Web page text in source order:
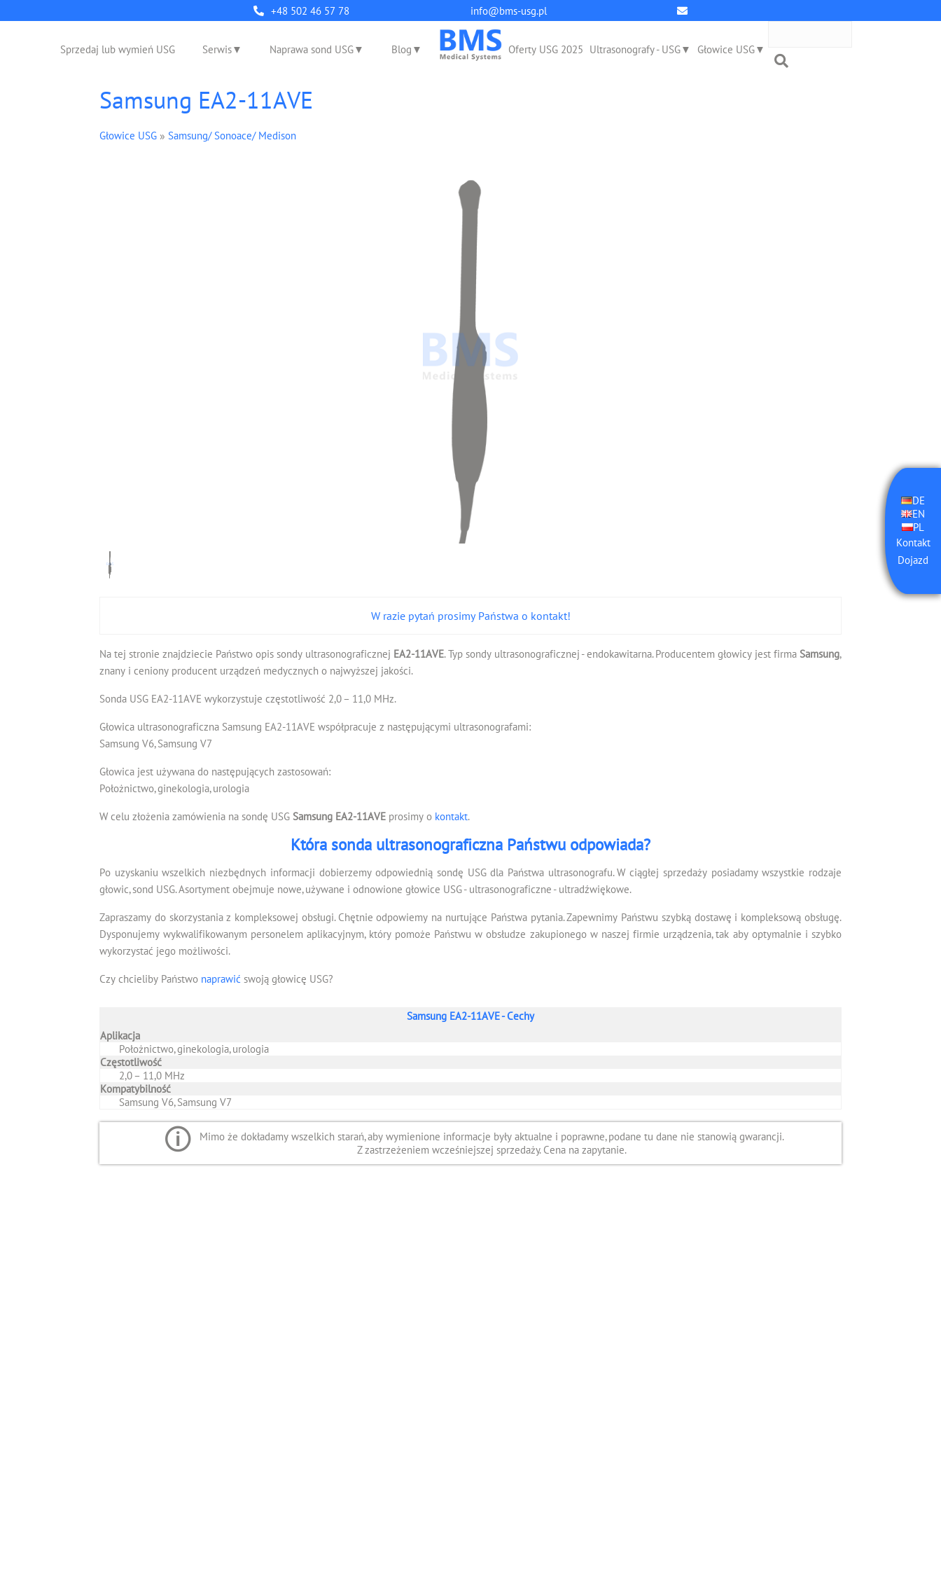
q
+48 502 46 57 78 info@bms-usg.pl
DE
EN
PL
Kontakt
Dojazd
Sprzedaj lub wymień USG Serwis Naprawa sond USG Blog Oferty USG 2025 Ultrasonografy - USG Głowice USG
Samsung EA2-11AVE
Głowice USG » Samsung/ Sonoace/ Medison
W razie pytań prosimy Państwa o kontakt!
Na tej stronie znajdziecie Państwo opis sondy ultrasonograficznej EA2-11AVE. Typ sondy ultrasonograficznej - endokawitarna. Producentem głowicy jest firmaSamsung,
znany i ceniony producent urządzeń medycznych o najwyższej jakości.
Sonda USG EA2-11AVE wykorzystuje częstotliwość 2,0 – 11,0 MHz.
Głowica ultrasonograficzna Samsung EA2-11AVE współpracuje z następującymi ultrasonografami:
Samsung V6, Samsung V7
Głowica jest używana do następujących zastosowań:
Położnictwo, ginekologia, urologia
W celu złożenia zamówienia na sondę USG Samsung EA2-11AVE prosimy o kontakt.
Która sonda ultrasonograficzna Państwu odpowiada?
Po uzyskaniu wszelkich niezbędnych informacji dobierzemy odpowiednią sondę USG dla Państwa ultrasonografu. W ciągłej sprzedaży posiadamy wszystkie rodzaje
głowic, sond USG. Asortyment obejmuje nowe, używane i odnowione głowice USG - ultrasonograficzne - ultradźwiękowe.
Zapraszamy do skorzystania z kompleksowej obsługi. Chętnie odpowiemy na nurtujące Państwa pytania. Zapewnimy Państwu szybką dostawę i kompleksową obsługę.
Dysponujemy wykwalifikowanym personelem aplikacyjnym, który pomoże Państwu w obsłudze zakupionego w naszej firmie urządzenia, tak aby optymalnie i szybko
wykorzystać jego możliwości.
Czy chcieliby Państwo naprawić swoją głowicę USG?
Samsung EA2-11AVE - Cechy
Aplikacja
Położnictwo, ginekologia, urologia
Częstotliwość
2,0 – 11,0 MHz
Kompatybilność
Samsung V6, Samsung V7
Mimo że dokładamy wszelkich starań, aby wymienione informacje były aktualne i poprawne, podane tu dane nie stanowią gwarancji.
Z zastrzeżeniem wcześniejszej sprzedaży. Cena na zapytanie.